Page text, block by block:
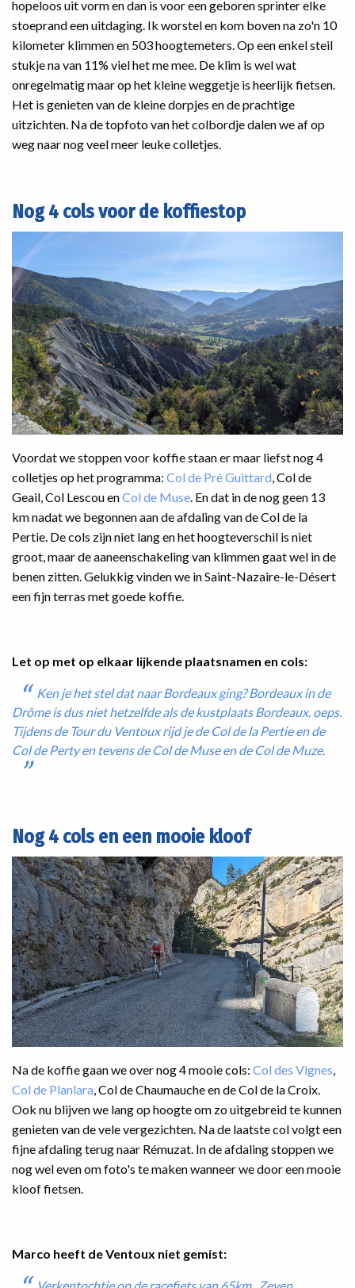
hopeloos uit vorm en dan is voor een geboren sprinter elke
stoeprand een uitdaging. Ik worstel en kom boven na zo'n 10
kilometer klimmen en 503 hoogtemeters. Op een enkel steil
stukje na van 11% viel het me mee. De klim is wel wat
onregelmatig maar op het kleine weggetje is heerlijk fietsen.
Het is genieten van de kleine dorpjes en de prachtige
uitzichten. Na de topfoto van het colbordje dalen we af op
weg naar nog veel meer leuke colletjes.
Nog 4 cols voor de koffiestop
Voordat we stoppen voor koffie staan er maar liefst nog 4
colletjes op het programma: Col de Pré Guittard, Col de
Geail, Col Lescou enCol de Muse. En dat in de nog geen 13
km nadat we begonnen aan de afdaling van de Col de la
Pertie. De cols zijn niet lang en het hoogteverschil is niet
groot, maar de aaneenschakeling van klimmen gaat wel in de
benen zitten. Gelukkig vinden we in Saint-Nazaire-le-Désert
een fijn terras met goede koffie.
Let op met op elkaar lijkende plaatsnamen en cols:
Ken je het stel dat naar Bordeaux ging? Bordeaux in de
Drôme is dus niet hetzelfde als de kustplaats Bordeaux, oeps.
Tijdens de Tour du Ventoux rijd je de Col de la Pertie en de
Col de Perty en tevens de Col de Muse en de Col de Muze.
Nog 4 cols en een mooie kloof
Na de koffie gaan we over nog 4 mooie cols: Col des Vignes,
Col de Planlara, Col de Chaumauche en de Col de la Croix.
Ook nu blijven we lang op hoogte om zo uitgebreid te kunnen
genieten van de vele vergezichten. Na de laatste col volgt een
fijne afdaling terug naar Rémuzat. In de afdaling stoppen we
nog wel even om foto's te maken wanneer we door een mooie
kloof fietsen.
Marco heeft de Ventoux niet gemist: